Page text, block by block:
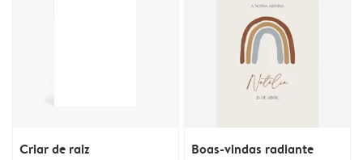
Criar de raiz Boas-vindas radiante